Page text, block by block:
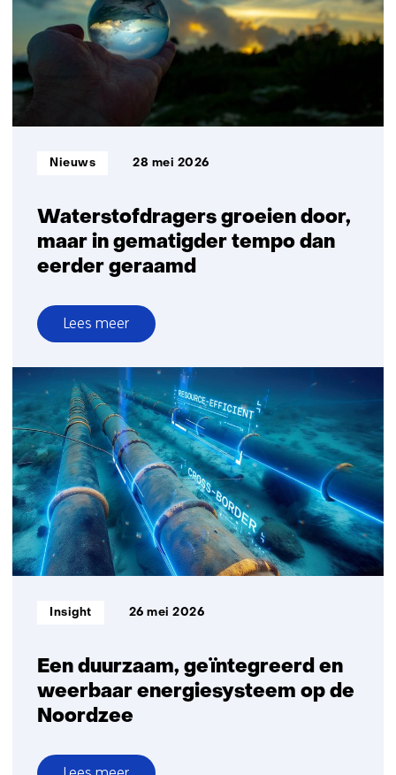
blijft
uit
Waterstofdragers groeien door,
maar in gematigder tempo dan
eerder geraamd
Informatietype:
Nieuws 28 mei 2026
Lees meer
over
Waterstofdragers
groeien
door,
maar
in
gematigder
tempo
dan
eerder
geraamd
Een duurzaam, geïntegreerd en
weerbaar energiesysteem op de
Noordzee
Informatietype:
Insight 26 mei 2026